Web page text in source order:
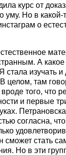
курс от
уму. Но в
о
А
стала изучать
целом, там
того, что
и первые
согласна,
сможет стать
Но в эти